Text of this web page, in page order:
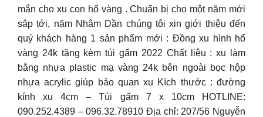
mắn cho xu con hổ vàng . Chuẩn bị cho một năm mới
sắp tới, năm Nhâm Dần chúng tôi xin giới thiệu đến
quý khách hàng 1 sản phẩm mới : Đồng xu hình hổ
vàng 24k tặng kèm túi gấm 2022 Chất liệu : xu làm
bằng nhựa plastic mạ vàng 24k bên ngoài bọc hộp
nhựa acrylic giúp bảo quan xu Kích thước : đường
kính xu 4cm – Túi gấm 7 x 10cm HOTLINE:
090.252.4389 – 096.32.78910 Địa chỉ: 207/56 Nguyễn